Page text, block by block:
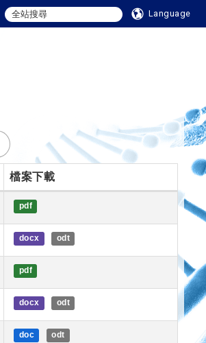
Language
檔案下載
pdf
docx odt
pdf
docx odt
doc odt